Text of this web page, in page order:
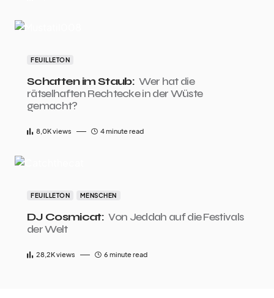
FEUILLETON
Schatten im Staub: Wer hat die
rätselhaften Rechtecke in der Wüste
gemacht?
8,0Kviews 4 minute read
FEUILLETON MENSCHEN
DJ Cosmicat: Von Jeddah auf die Festivals
der Welt
28,2Kviews 6 minute read